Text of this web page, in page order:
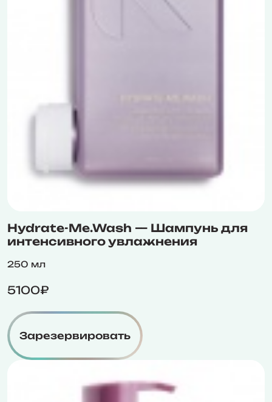
Hydrate-Me.Wash — Шампунь для
интенсивного увлажнения
250 мл
5100₽
Зарезервировать